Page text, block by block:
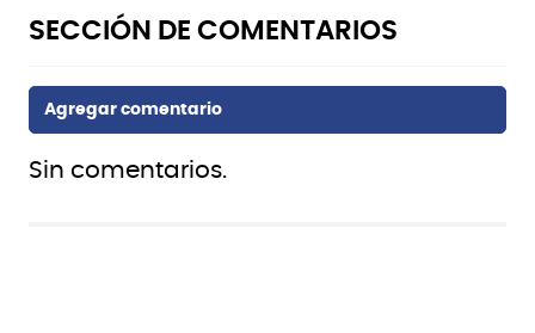
Sin comentarios.